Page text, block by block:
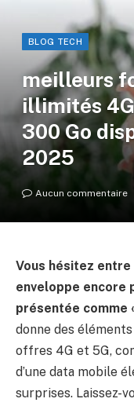
BLOG TECH
meilleurs
illimités
300 Go
2025
Aucun commentaire
Vous hésitez
enveloppe encore
présentée comme
donne des
offres 4G et 5G,
d’une data mobile
surprises. Laissez-